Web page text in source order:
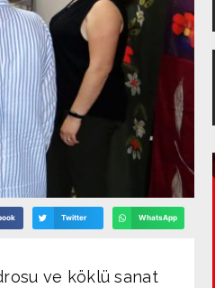
Twitter WhatsApp
ve köklü sanat